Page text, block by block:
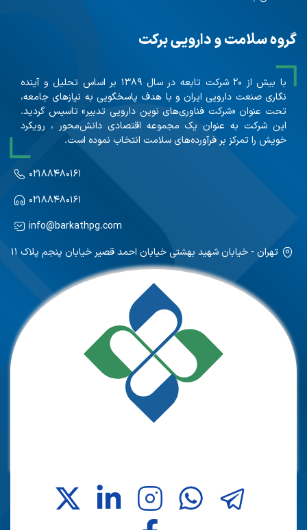
گروه سلامت و دارویی برکت
با بیش از ۲۰ شرکت تابعه در سال ۱۳۸۹ بر اساس تحلیل و آینده
نگاری صنعت دارویی ایران و با هدف پاسخگویی به نیازهای جامعه،
تحت عنوان «شرکت فناوری‌های نوین دارویی تدبیر» تاسیس گردید.
این شرکت به عنوان یک مجموعه اقتصادی دانش‌محور ، رویکرد
خویش را تمرکز بر فرآورده‌های سلامت انتخاب نموده است.
۰۲۱۸۸۴۸۰۱۶۱
۰۲۱۸۸۴۸۰۱۶۱
info@barkathpg.com
تهران - خیابان شهید بهشتی خیابان احمد قصیر خیابان پنجم پلاک ۱۱